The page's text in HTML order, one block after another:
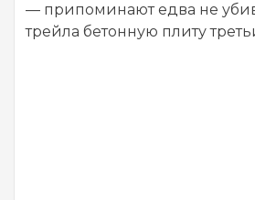
— припоминают едва не
трейла бетонную плиту